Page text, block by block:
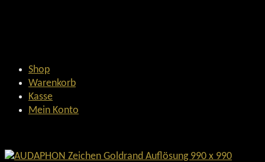
Shop
Warenkorb
Kasse
Mein Konto